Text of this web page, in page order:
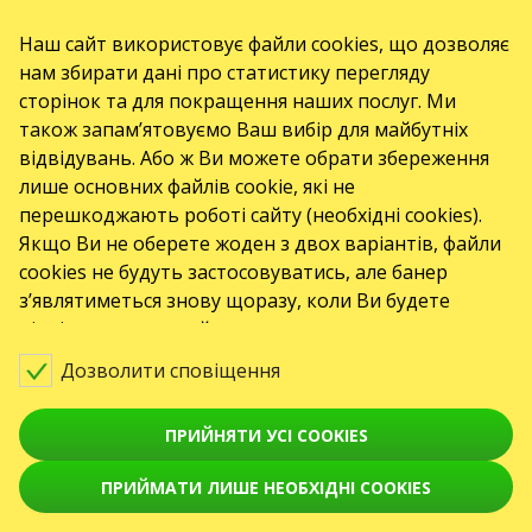
SERVICES
Доставка та оплата
Мапа сайту
О НАС
Організаторам Логотип на афіши
Про компанію
Публічна оферта
Наш сайт використовує файли cookies, що дозволяє
нам збирати дані про статистику перегляду
сторінок та для покращення наших послуг. Ми
також запам’ятовуємо Ваш вибір для майбутніх
відвідувань. Або ж Ви можете обрати збереження
лише основних файлів cookie, які не
перешкоджають роботі сайту (необхідні cookies).
Якщо Ви не оберете жоден з двох варіантів, файли
cookies не будуть застосовуватись, але банер
з’являтиметься знову щоразу, коли Ви будете
відвідувати наш сайт.
Дозволити сповіщення
ПРИЙНЯТИ УСІ COOKIES
ПРИЙМАТИ ЛИШЕ НЕОБХІДНІ COOKIES